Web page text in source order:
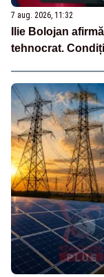
7 aug. 2026, 11:32
Ilie Bolojan
tehnocrat.